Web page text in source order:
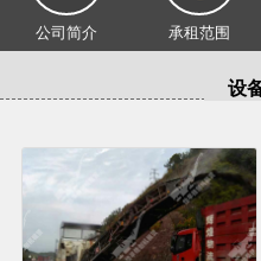
公司简介 承租范围
设